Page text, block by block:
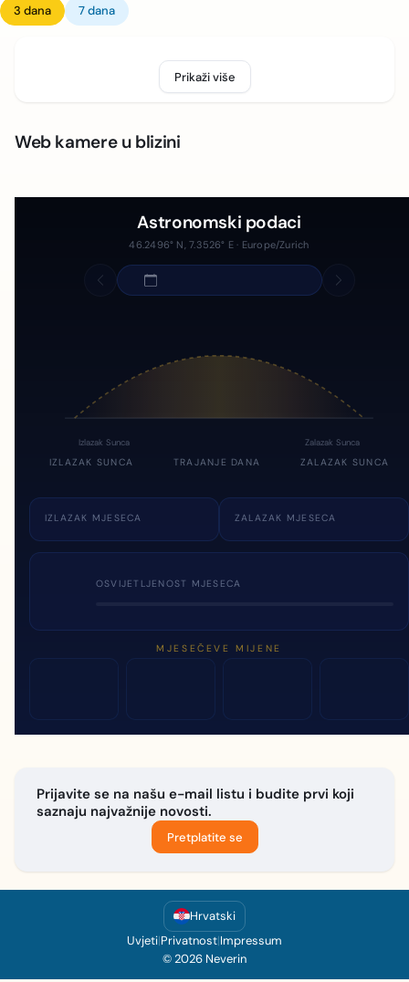
3 dana 7 dana
Prikaži više
Web kamere u blizini
Astronomski podaci
46.2496° N, 7.3526° E · Europe/Zurich
Izlazak Sunca Zalazak Sunca
IZLAZAK SUNCA TRAJANJE DANA ZALAZAK SUNCA
IZLAZAK MJESECA ZALAZAK MJESECA
OSVIJETLJENOST MJESECA
MJESEČEVE MIJENE
Prijavite se na našu e-mail listu i budite prvi koji
saznaju najvažnije novosti.
Pretplatite se
Hrvatski
Uvjeti|Privatnost|Impressum
© 2026 Neverin